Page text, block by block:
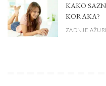
KAKO
KORAKA?
ZADNJE